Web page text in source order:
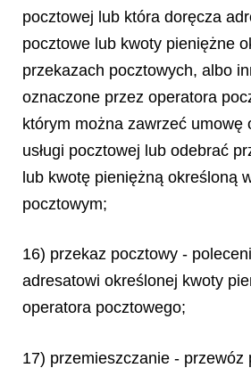
pocztowej lub która doręcza
pocztowe lub kwoty pieniężne
przekazach pocztowych, albo
oznaczone przez operatora
którym można zawrzeć umowę
usługi pocztowej lub odebrać
lub kwotę pieniężną określoną
pocztowym;
16) przekaz pocztowy -
adresatowi określonej kwoty
operatora pocztowego;
17) przemieszczanie - przewóz